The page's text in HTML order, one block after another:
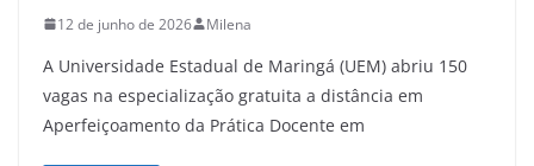
12 de junho de 2026 Milena
A Universidade Estadual de Maringá (UEM) abriu 150
vagas na especialização gratuita a distância em
Aperfeiçoamento da Prática Docente em